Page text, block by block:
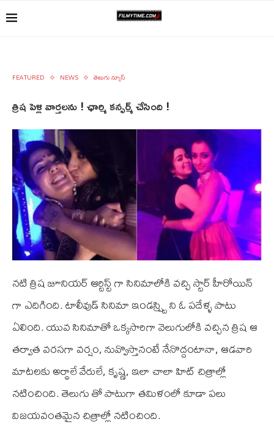
FEATURED NEWS తెలుగు న్యూస్
త్రిష పెళ్లి వార్తలను ! ఛార్మి కన్ఫర్మ్ చేసింది !
నటి త్రిష జూనియర్ ఆర్టిస్ట్ గా సినిమాలోకి వచ్చి స్టార్ హీరోయిన్
గా ఎదిగింది. టాలీవుడ్ సినిమా ఇండస్ష్ట్రి ని ఓ పదేళ్ళ పాటు
ఏలింది. యువ సినిమాతో ఒక్కసారిగా వెలుగులోకి వచ్చిన త్రిష ఆ
తర్వాత వరసగా వర్షం, నువ్వొస్తానంటే నేనొద్దంటానా, ఆడవారి
మాటలకు అర్థాలే వేరులే, కృష్ణ, ఇలా చాలా హిట్ చిత్రాల్లో
నటించింది. తెలుగు తో పాటుగా తమిళంలో కూడా పలు
విజయవంతమైన చిత్రాల్లో నటించింది.